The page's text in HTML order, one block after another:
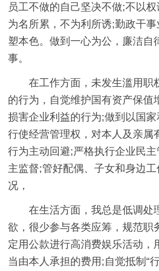
员工不做的自己坚决不做;不以
为名所累，不为利所诱;勤政干
塑本色。做到一心为公，廉洁自
事。
在工作方面，未发生滥用职
的行为，自觉维护国有资产保值
损害企业利益的行为;做到以国
行使经营管理权，对本人及亲属
行为主动回避;严格执行企业民
主监督;管好配偶、子女和身边
况，
在生活方面，我总是低调处
欲，很少参与各类应筹，规范职
定用公款进行高消费娱乐活动，
当由本人承担的费用;自觉抵制“